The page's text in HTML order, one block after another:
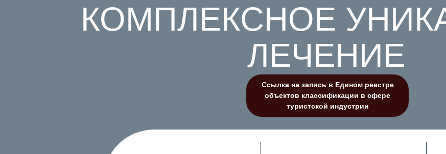
КОМПЛЕКСНОЕ
ЛЕЧЕНИЕ
Ссылка на запись в Едином реестре
объектов классификации в сфере
туристской индустрии